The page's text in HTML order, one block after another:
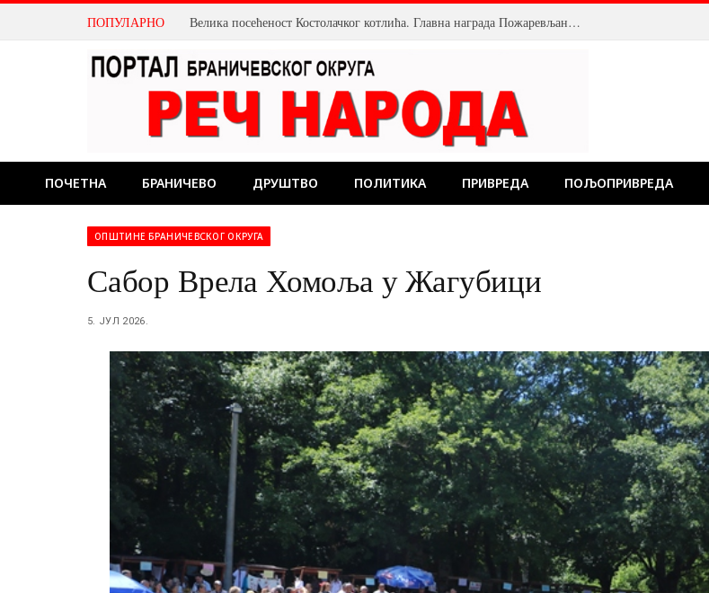
ПОПУЛАРНО У Костолцу, венци на Спомен обележју рударима – градитељима темеља будућности
ПОЧЕТНА БРАНИЧЕВО ДРУШТВО ПОЛИТИКА ПРИВРЕДА ПОЉОПРИВРЕДА
ОПШТИНЕ БРАНИЧЕВСКОГ ОКРУГА
Сабор Врела Хомоља у Жагубици
5. ЈУЛ 2026.